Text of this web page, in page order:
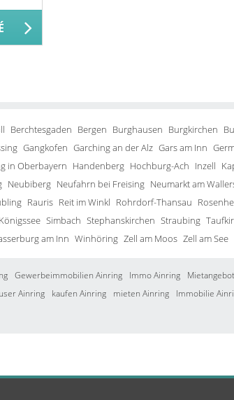
Berchtesgaden Bergen Burghausen Burgkirchen
Gangkofen Garching an der Alz Gars am Inn
in Oberbayern Handenberg Hochburg-Ach Inzell
Neubiberg Neufahrn bei Freising Neumarkt am
Rauris Reit im Winkl Rohrdorf-Thansau
Simbach Stephanskirchen Straubing
am Inn Winhöring Zell am Moos Zell am See
Gewerbeimmobilien Ainring Immo Ainring
Ainring kaufen Ainring mieten Ainring Immobilie